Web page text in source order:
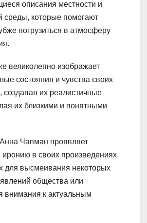
описания местности и
среды, которые помогают
погрузиться в атмосферу
великолепно изображает
состояния и чувства своих
создавая их реалистичные
их близкими и понятными
Чапман проявляет
иронию в своих произведениях,
для высмеивания некоторых
общества или
внимания к актуальным